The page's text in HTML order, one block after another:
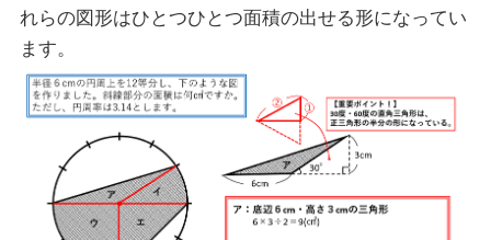
れらの図形はひとつひとつ面積の出せる形になってい
ます。